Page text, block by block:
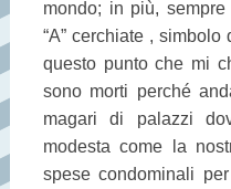
mondo; in più,
“A” cerchiate , simbolo
questo punto che mi
sono morti perché
magari di palazzi
modesta come la
spese condominali